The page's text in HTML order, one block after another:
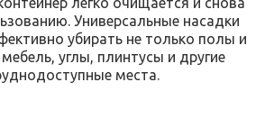
Универсальные насадки
убирать не только полы и
углы, плинтусы и другие
места.